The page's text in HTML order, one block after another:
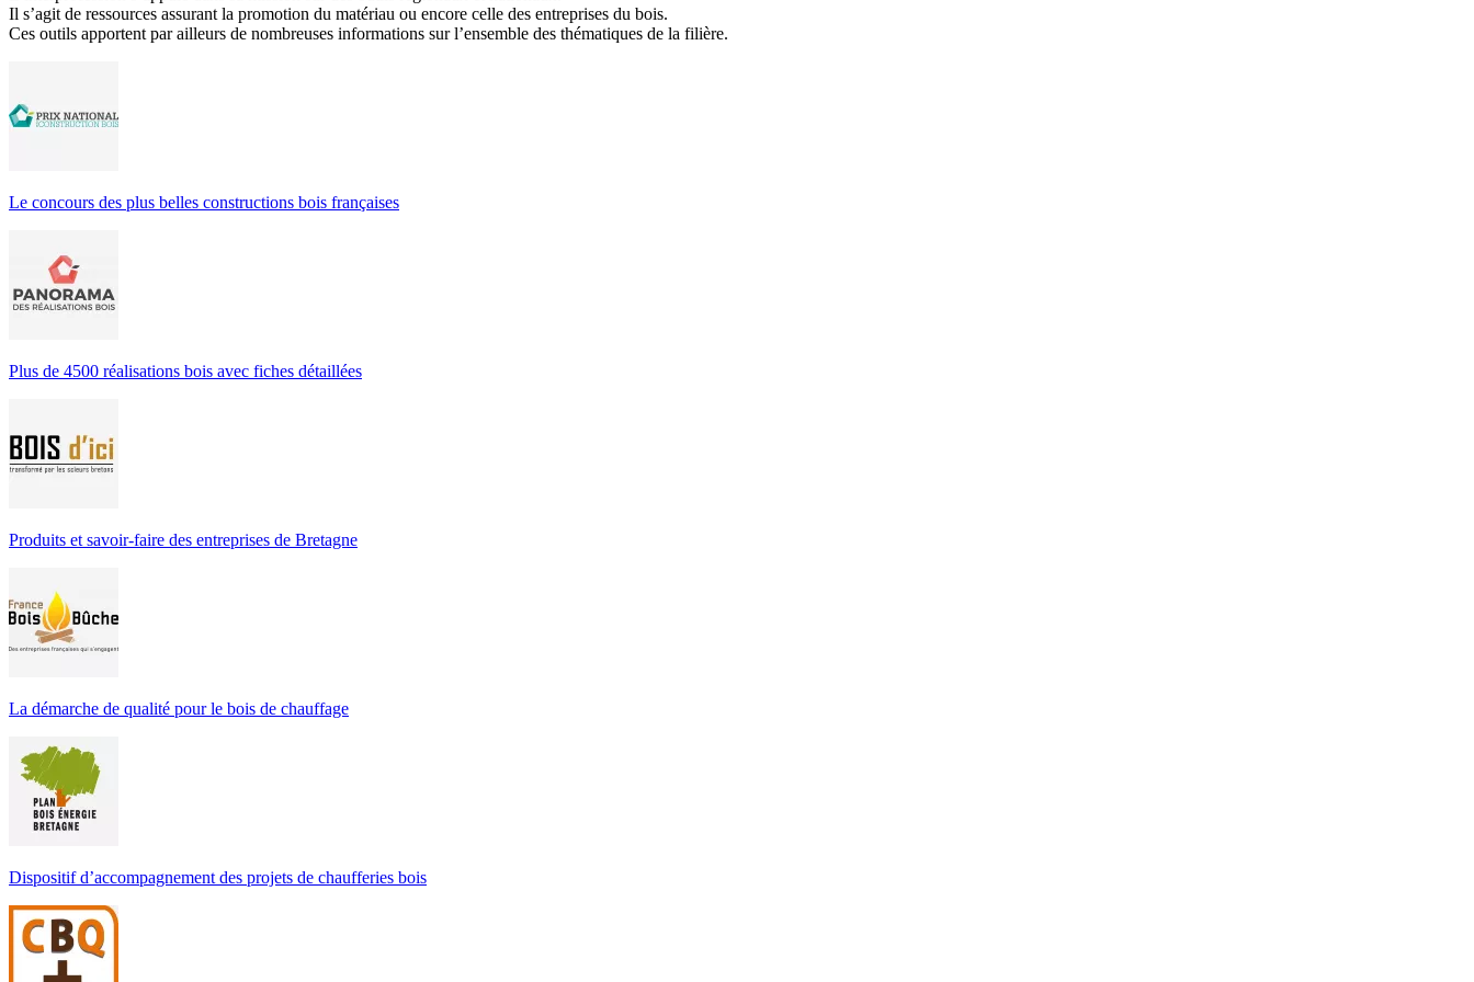
Il s’agit de ressources assurant la promotion du matériau ou encore celle des entreprises du bois.
Ces outils apportent par ailleurs de nombreuses informations sur l’ensemble des thématiques de la filière.
Le concours des plus belles constructions bois françaises
Plus de 4500 réalisations bois avec fiches détaillées
Produits et savoir-faire des entreprises de Bretagne
La démarche de qualité pour le bois de chauffage
Dispositif d’accompagnement des projets de chaufferies bois